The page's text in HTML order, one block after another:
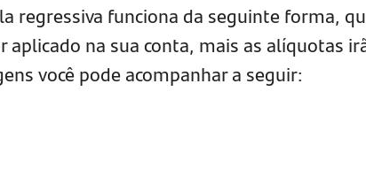
regressiva funciona da seguinte forma,
na sua conta, mais as alíquotas
você pode acompanhar a seguir: